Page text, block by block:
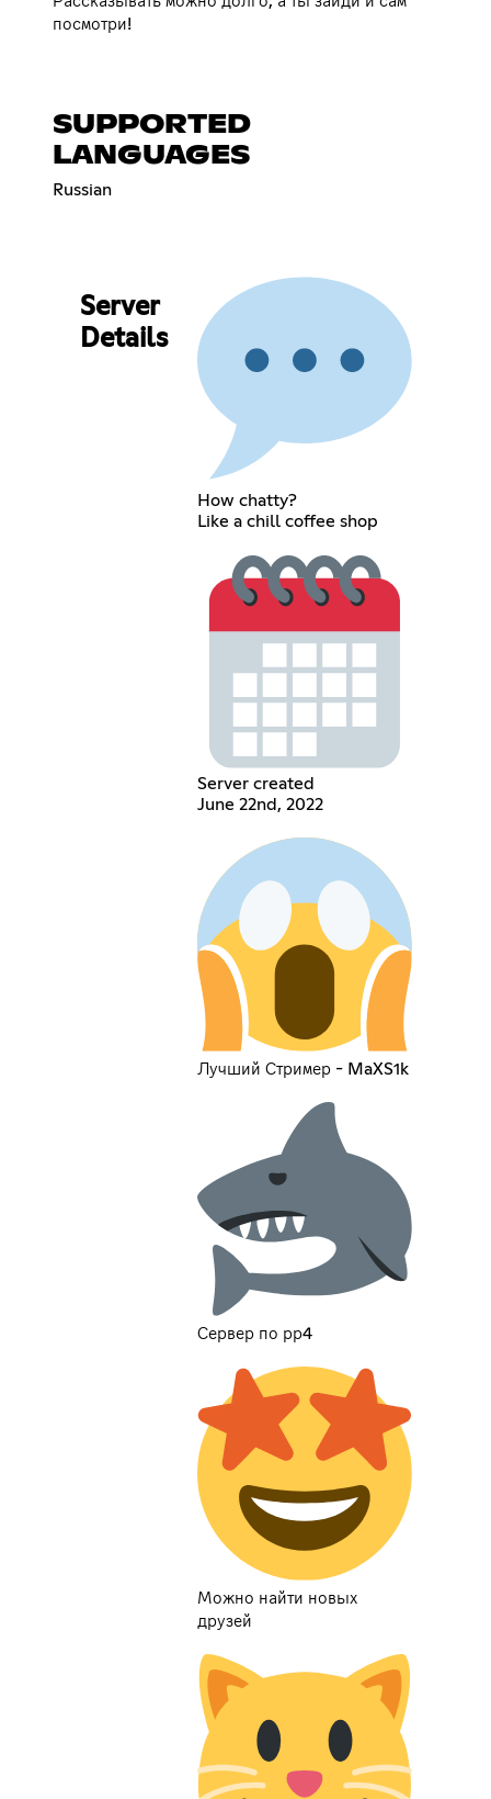
посмотри!
SUPPORTED
LANGUAGES
Russian
Server
Details
How chatty?
Like a chill coffee shop
Server created
June 22nd, 2022
Лучший Стример - MaXS1k
Сервер по рр4
Можно найти новых
друзей